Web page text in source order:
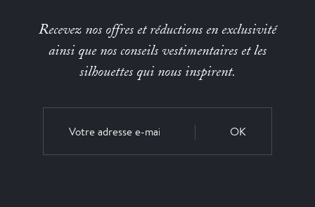
Recevez nos offres et réductions en exclusivité
ainsi que nos conseils vestimentaires et les
silhouettes qui nous inspirent.
OK